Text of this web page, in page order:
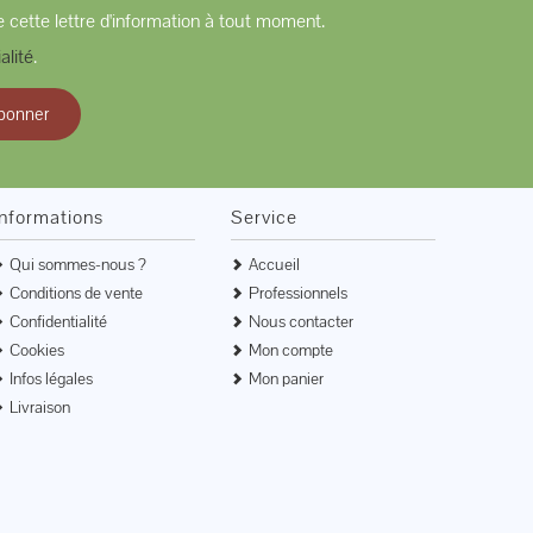
cette lettre d'information à tout moment.
.
Qui sommes-nous ?
Conditions de vente
Confidentialité
Cookies
Infos légales
Livraison
Service
Accueil
Professionnels
Nous contacter
Mon compte
Mon panier